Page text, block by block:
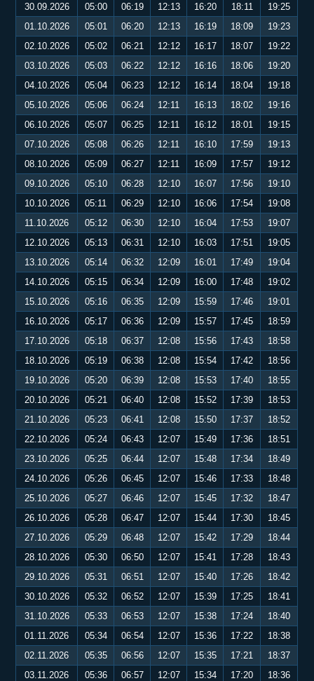
30.09.2026
05:00 06:19 12:13 16:20 18:11
19:25
01.10.2026
05:01 06:20 12:13 16:19 18:09
19:23
02.10.2026
05:02 06:21 12:12 16:17 18:07
19:22
03.10.2026
05:03 06:22 12:12 16:16 18:06
19:20
04.10.2026
05:04 06:23 12:12 16:14 18:04
19:18
05.10.2026
05:06 06:24 12:11 16:13 18:02
19:16
06.10.2026
05:07 06:25 12:11 16:12 18:01
19:15
07.10.2026
05:08 06:26 12:11 16:10 17:59
19:13
08.10.2026
05:09 06:27 12:11 16:09 17:57
19:12
09.10.2026
05:10 06:28 12:10 16:07 17:56
19:10
10.10.2026
05:11 06:29 12:10 16:06 17:54
19:08
11.10.2026
05:12 06:30 12:10 16:04 17:53
19:07
12.10.2026
05:13 06:31 12:10 16:03 17:51
19:05
13.10.2026
05:14 06:32 12:09 16:01 17:49
19:04
14.10.2026
05:15 06:34 12:09 16:00 17:48
19:02
15.10.2026
05:16 06:35 12:09 15:59 17:46
19:01
16.10.2026
05:17 06:36 12:09 15:57 17:45
18:59
17.10.2026
05:18 06:37 12:08 15:56 17:43
18:58
18.10.2026
05:19 06:38 12:08 15:54 17:42
18:56
19.10.2026
05:20 06:39 12:08 15:53 17:40
18:55
20.10.2026
05:21 06:40 12:08 15:52 17:39
18:53
21.10.2026
05:23 06:41 12:08 15:50 17:37
18:52
22.10.2026
05:24 06:43 12:07 15:49 17:36
18:51
23.10.2026
05:25 06:44 12:07 15:48 17:34
18:49
24.10.2026
05:26 06:45 12:07 15:46 17:33
18:48
25.10.2026
05:27 06:46 12:07 15:45 17:32
18:47
26.10.2026
05:28 06:47 12:07 15:44 17:30
18:45
27.10.2026
05:29 06:48 12:07 15:42 17:29
18:44
28.10.2026
05:30 06:50 12:07 15:41 17:28
18:43
29.10.2026
05:31 06:51 12:07 15:40 17:26
18:42
30.10.2026
05:32 06:52 12:07 15:39 17:25
18:41
31.10.2026
05:33 06:53 12:07 15:38 17:24
18:40
01.11.2026
05:34 06:54 12:07 15:36 17:22
18:38
02.11.2026
05:35 06:56 12:07 15:35 17:21
18:37
03.11.2026
05:36 06:57 12:07 15:34 17:20 18:36